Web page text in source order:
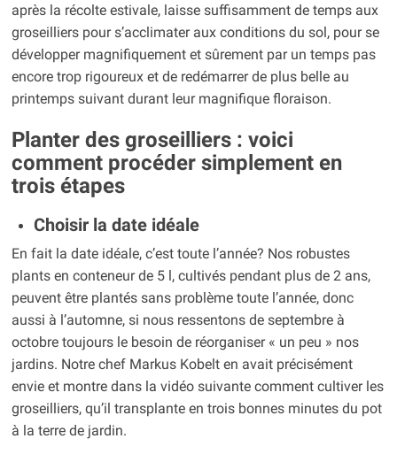
après la récolte estivale, laisse suffisamment de temps aux
groseilliers pour s’acclimater aux conditions du sol, pour se
développer magnifiquement et sûrement par un temps pas
encore trop rigoureux et de redémarrer de plus belle au
printemps suivant durant leur magnifique floraison.
Planter des groseilliers : voici
comment procéder simplement en
trois étapes
Choisir la date idéale
En fait la date idéale, c’est toute l’année? Nos robustes
plants en conteneur de 5 l, cultivés pendant plus de 2 ans,
peuvent être plantés sans problème toute l’année, donc
aussi à l’automne, si nous ressentons de septembre à
octobre toujours le besoin de réorganiser « un peu » nos
jardins. Notre chef Markus Kobelt en avait précisément
envie et montre dans la vidéo suivante comment cultiver les
groseilliers, qu’il transplante en trois bonnes minutes du pot
à la terre de jardin.